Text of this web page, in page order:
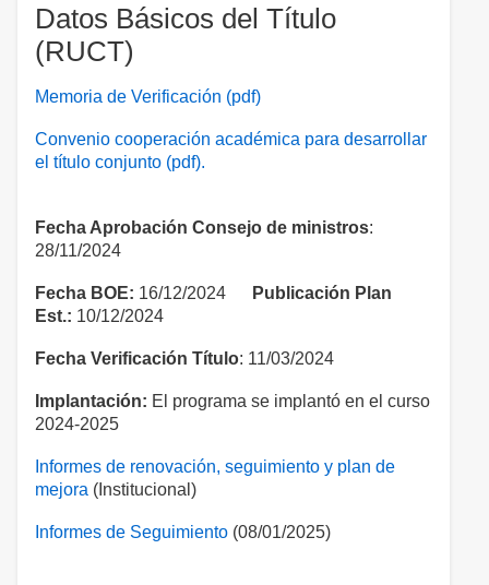
Datos Básicos del Título
(RUCT)
Memoria de Verificación (pdf)
Convenio cooperación académica para desarrollar
el título conjunto (pdf).
Fecha Aprobación Consejo de ministros:
28/11/2024
Fecha BOE: 16/12/2024
Publicación Plan
Est.: 10/12/2024
Fecha Verificación Título: 11/03/2024
Implantación: El programa se implantó en el curso
2024-2025
Informes de renovación, seguimiento y plan de
mejora (Institucional)
Informes de Seguimiento (08/01/2025)